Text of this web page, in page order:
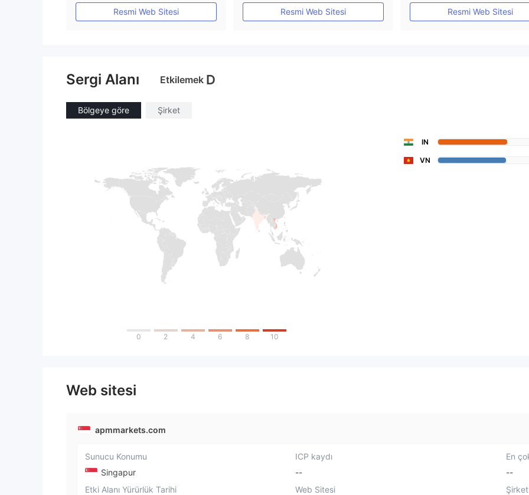
MT4 Tam Lisans
Resmi Web Sitesi
MT4 Tam Lisans
Resmi Web Sitesi
MT4 Tam Lisans
Resmi Web Sitesi
Sergi Alanı Etkilemek D
Bölgeye göre Şirket
0 2 4 6 8 10
IN
VN
Web sitesi
apmmarkets.com
Sunucu Konumu
Singapur
ICP kaydı
--
En
--
Etki Alanı Yürürlük Tarihi
Web Sitesi
Şirket